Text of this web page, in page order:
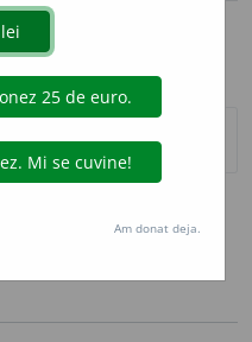
Am donat deja.